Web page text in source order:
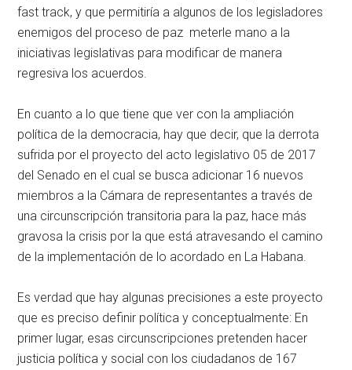
fast track, y que permitiría a algunos de los legisladores
enemigos del proceso de paz meterle mano a la
iniciativas legislativas para modificar de manera
regresiva los acuerdos.
En cuanto a lo que tiene que ver con la ampliación
política de la democracia, hay que decir, que la derrota
sufrida por el proyecto del acto legislativo 05 de 2017
del Senado en el cual se busca adicionar 16 nuevos
miembros a la Cámara de representantes a través de
una circunscripción transitoria para la paz, hace más
gravosa la crisis por la que está atravesando el camino
de la implementación de lo acordado en La Habana.
Es verdad que hay algunas precisiones a este proyecto
que es preciso definir política y conceptualmente: En
primer lugar, esas circunscripciones pretenden hacer
justicia política y social con los ciudadanos de 167